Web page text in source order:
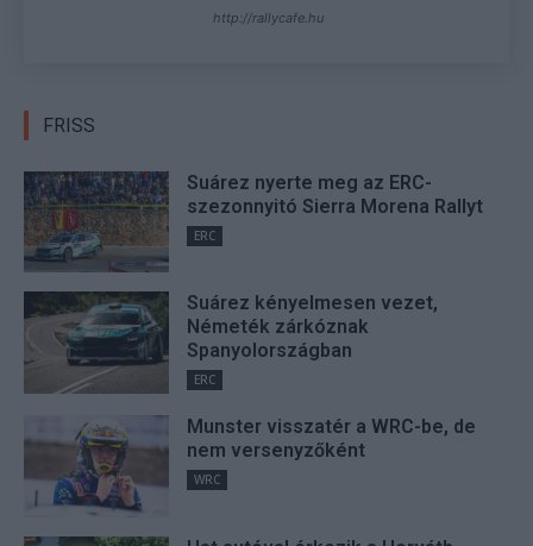
http://rallycafe.hu
FRISS
Suárez nyerte meg az ERC-
szezonnyitó Sierra Morena Rallyt
ERC
Suárez kényelmesen vezet,
Németék zárkóznak
Spanyolországban
ERC
Munster visszatér a WRC-be, de
nem versenyzőként
WRC